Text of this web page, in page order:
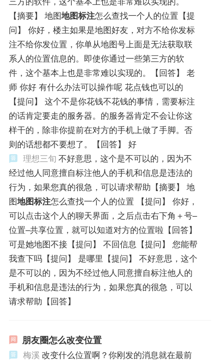
【摘要】 地图地图标注怎么查找一个人的位置【提
问】 你好，楼主如果是地图好友，对方不给你发标
注不给你发位置，你单从地图号上面是无法获取联
系人的位置信息的。即使你通过一些第三方的软
件，这个基本上也是非常难以实现的。【回答】 老
师 你好 有什么办法可以操作呢 花点钱也可以的
【提问】 这个不是你花钱不花钱的事情，需要标注
的话肯定要走的服务器。的服务器肯定不会让你这
样干的，除非你提前在对方的手机上做了手脚。否
则的话想都不要想了。【回答】 好
理想三旬 不好意思，这个是不可以的，因为不
经过他人同意擅自标注他人的手机和信息是违法的
行为，如果您真的很急，可以请求帮助【摘要】 地
图地图标注怎么查找一个人的位置 【提问】 你好，
可以点击这个人的聊天界面，之后点击右下角＋号–
位置–共享位置，就可以知道对方的位置啦【回答】
可是她地图不接【提问】 不回信息【提问】 您能帮
我查下吗【提问】 是哪里【提问】 不好意思，这个
是不可以的，因为不经过他人同意擅自标注他人的
手机和信息是违法的行为，如果您真的很急，可以
请求帮助【回答】
朋友圈怎么改变位置
梅溪 改变什么位置啊？你刚发的消息就在最前